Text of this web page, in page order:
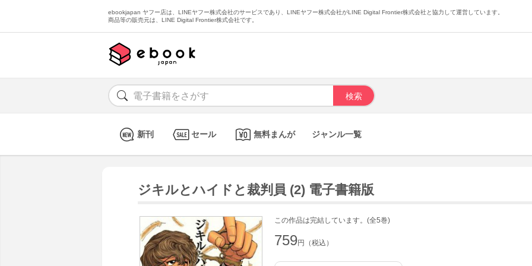
ebookjapan ヤフー店は、LINEヤフー株式会社のサービスであり、LINEヤフー株式会社がLINE Digital Frontier株式会社と協力して運営しています。
商品等の販売元は、LINE Digital Frontier株式会社です。
新刊 セール 無料まんが ジャンル一覧
ジキルとハイドと裁判員 (2) 電子書籍版
この作品は完結しています。(全5巻)
759円（税込）